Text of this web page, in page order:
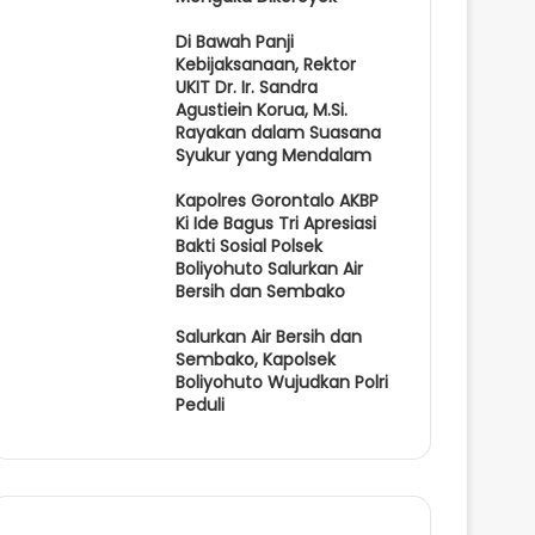
Di Bawah Panji
Kebijaksanaan, Rektor
UKIT Dr. Ir. Sandra
Agustiein Korua, M.Si.
Rayakan dalam Suasana
Syukur yang Mendalam
Kapolres Gorontalo AKBP
Ki Ide Bagus Tri Apresiasi
Bakti Sosial Polsek
Boliyohuto Salurkan Air
Bersih dan Sembako
Salurkan Air Bersih dan
Sembako, Kapolsek
Boliyohuto Wujudkan Polri
Peduli